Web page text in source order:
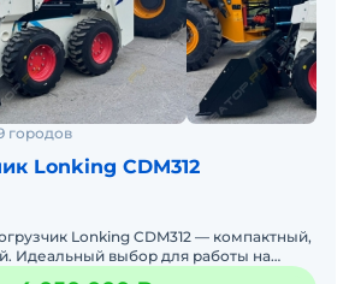
городов
Lonking CDM312
Lonking CDM312 — компактный,
Идеальный выбор для работы на
хозяйстве, на складах и фермах.